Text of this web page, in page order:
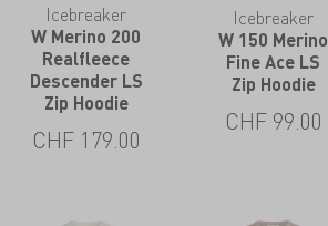
Icebreaker
W Merino 200
Realfleece
Descender LS
Zip Hoodie
CHF 179.00
Icebreaker
W 150 Merino
Fine Ace LS
Zip Hoodie
CHF 99.00